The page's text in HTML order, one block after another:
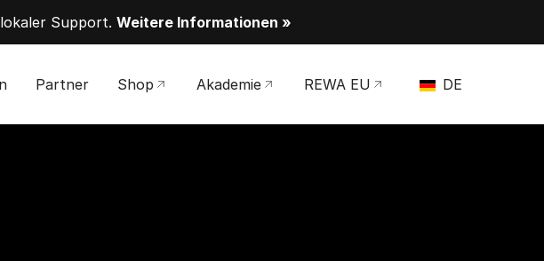
Support. Weitere Informationen »
Partner Shop Akademie REWA EU DE